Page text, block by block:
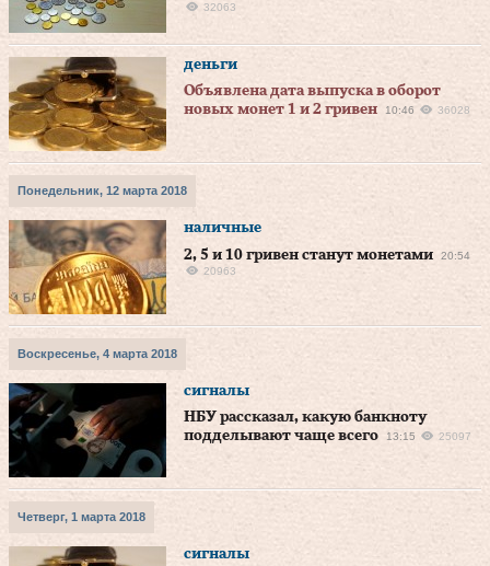
32063
деньги
Объявлена дата выпуска в оборот
новых монет 1 и 2 гривен
10:46 36028
Понедельник, 12 марта 2018
наличные
2, 5 и 10 гривен станут монетами
20:54
20963
Воскресенье, 4 марта 2018
сигналы
НБУ рассказал, какую банкноту
подделывают чаще всего
13:15 25097
Четверг, 1 марта 2018
сигналы